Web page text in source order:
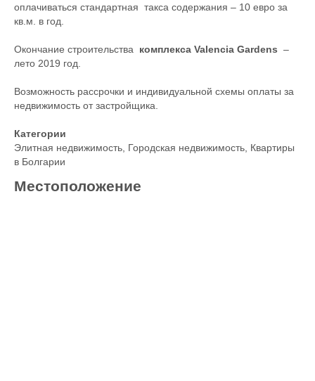
оплачиваться стандартная такса содержания – 10 евро за
кв.м. в год.
Окончание строительства комплекса Valencia Gardens –
лето 2019 год.
Возможность рассрочки и индивидуальной схемы оплаты за
недвижимость от застройщика.
Категории
Элитная недвижимость, Городская недвижимость, Квартиры
в Болгарии
Местоположение